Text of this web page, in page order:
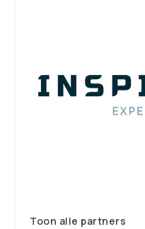
Toon alle partners